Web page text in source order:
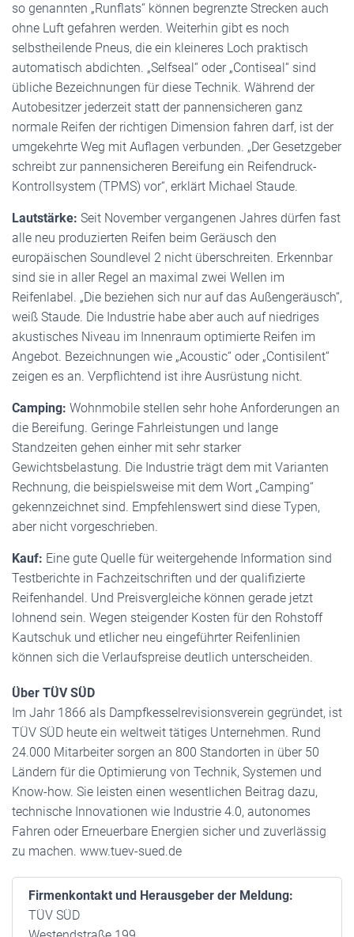
so genannten „Runflats“ können begrenzte Strecken auch
ohne Luft gefahren werden. Weiterhin gibt es noch
selbstheilende Pneus, die ein kleineres Loch praktisch
automatisch abdichten. „Selfseal“ oder „Contiseal“ sind
übliche Bezeichnungen für diese Technik. Während der
Autobesitzer jederzeit statt der pannensicheren ganz
normale Reifen der richtigen Dimension fahren darf, ist der
umgekehrte Weg mit Auflagen verbunden. „Der Gesetzgeber
schreibt zur pannensicheren Bereifung ein Reifendruck-
Kontrollsystem (TPMS) vor“, erklärt Michael Staude.
Lautstärke: Seit November vergangenen Jahres dürfen fast
alle neu produzierten Reifen beim Geräusch den
europäischen Soundlevel 2 nicht überschreiten. Erkennbar
sind sie in aller Regel an maximal zwei Wellen im
Reifenlabel. „Die beziehen sich nur auf das Außengeräusch“,
weiß Staude. Die Industrie habe aber auch auf niedriges
akustisches Niveau im Innenraum optimierte Reifen im
Angebot. Bezeichnungen wie „Acoustic“ oder „Contisilent“
zeigen es an. Verpflichtend ist ihre Ausrüstung nicht.
Camping: Wohnmobile stellen sehr hohe Anforderungen an
die Bereifung. Geringe Fahrleistungen und lange
Standzeiten gehen einher mit sehr starker
Gewichtsbelastung. Die Industrie trägt dem mit Varianten
Rechnung, die beispielsweise mit dem Wort „Camping“
gekennzeichnet sind. Empfehlenswert sind diese Typen,
aber nicht vorgeschrieben.
Kauf: Eine gute Quelle für weitergehende Information sind
Testberichte in Fachzeitschriften und der qualifizierte
Reifenhandel. Und Preisvergleiche können gerade jetzt
lohnend sein. Wegen steigender Kosten für den Rohstoff
Kautschuk und etlicher neu eingeführter Reifenlinien
können sich die Verlaufspreise deutlich unterscheiden.
Über TÜV SÜD
Im Jahr 1866 als Dampfkesselrevisionsverein gegründet, ist
TÜV SÜD heute ein weltweit tätiges Unternehmen. Rund
24.000 Mitarbeiter sorgen an 800 Standorten in über 50
Ländern für die Optimierung von Technik, Systemen und
Know-how. Sie leisten einen wesentlichen Beitrag dazu,
technische Innovationen wie Industrie 4.0, autonomes
Fahren oder Erneuerbare Energien sicher und zuverlässig
zu machen. www.tuev-sued.de
Firmenkontakt und Herausgeber der Meldung:
TÜV SÜD